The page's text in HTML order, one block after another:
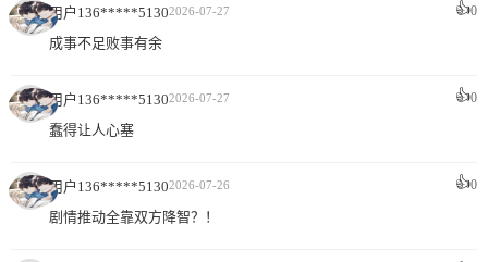
用户136*****51302026-07-27 👍0
成事不足败事有余
用户136*****51302026-07-27 👍0
蠢得让人心塞
用户136*****51302026-07-26 👍0
剧情推动全靠双方降智？！